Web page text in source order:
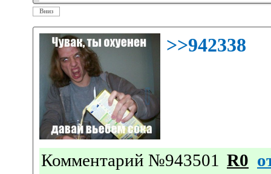
Вниз
>>942338
Комментарий №943501 R0